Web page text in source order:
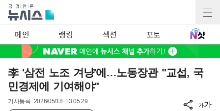
메인 랭킹 섹션 포토
李 '삼전 노조 겨냥'에…노동장관 "교섭, 국
민경제에 기여해야"
기사등록 2026/05/18 13:05:29
가가